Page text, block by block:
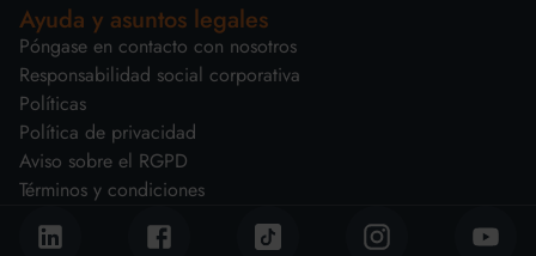
Ayuda y asuntos legales
Póngase en contacto con nosotros
Responsabilidad social corporativa
Políticas
Política de privacidad
Aviso sobre el RGPD
Términos y condiciones